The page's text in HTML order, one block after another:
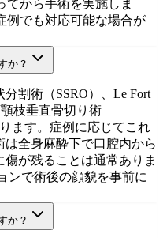
てから手術を実施しま
例でも対応可能な場合が
か？
割術（SSRO）、Le Fort
枝垂直骨切り術
ます。症例に応じてこれ
全身麻酔下で口腔内から
が残ることは通常ありま
ンで術後の顔貌を事前に
か？